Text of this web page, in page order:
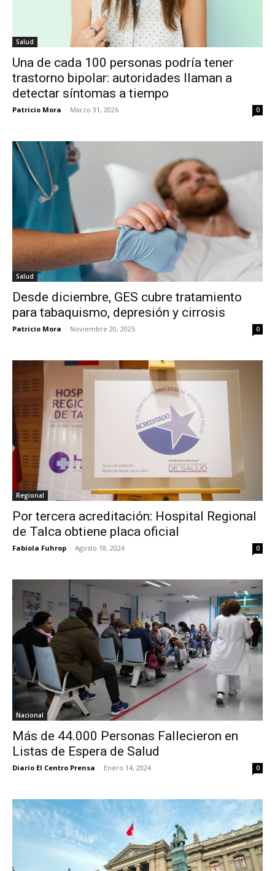
Salud
Una de cada 100 personas podría tener
trastorno bipolar: autoridades llaman a
detectar síntomas a tiempo
Patricio Mora - Marzo 31, 2026 0
Salud
Desde diciembre, GES cubre tratamiento
para tabaquismo, depresión y cirrosis
Patricio Mora - Noviembre 20, 2025 0
Regional
Por tercera acreditación: Hospital Regional
de Talca obtiene placa oficial
Fabiola Fuhrop - Agosto 18, 2024 0
Nacional
Más de 44.000 Personas Fallecieron en
Listas de Espera de Salud
Diario El Centro Prensa - Enero 14, 2024 0